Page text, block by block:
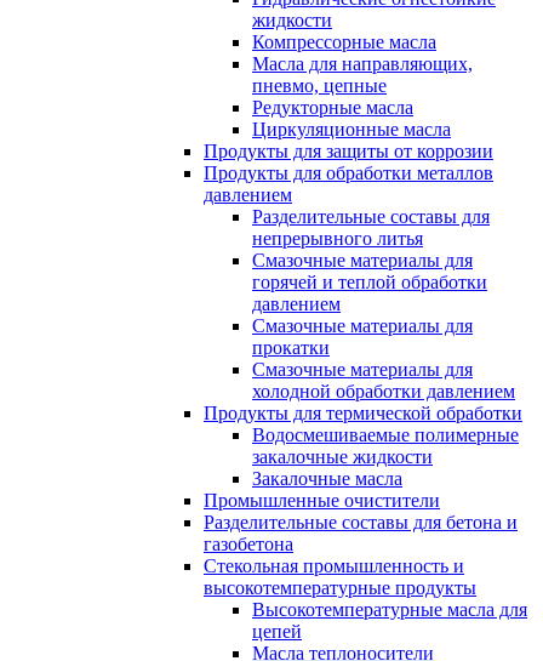
жидкости
Компрессорные масла
Масла для направляющих,
пневмо, цепные
Редукторные масла
Циркуляционные масла
Продукты для защиты от коррозии
Продукты для обработки металлов
давлением
Разделительные составы для
непрерывного литья
Смазочные материалы для
горячей и теплой обработки
давлением
Смазочные материалы для
прокатки
Смазочные материалы для
холодной обработки давлением
Продукты для термической обработки
Водосмешиваемые полимерные
закалочные жидкости
Закалочные масла
Промышленные очистители
Разделительные составы для бетона и
газобетона
Стекольная промышленность и
высокотемпературные продукты
Высокотемпературные масла для
цепей
Масла теплоносители